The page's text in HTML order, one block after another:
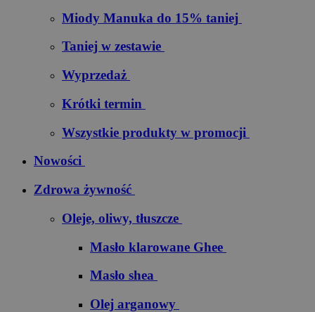
Miody Manuka do 15% taniej
Taniej w zestawie
Wyprzedaż
Krótki termin
Wszystkie produkty w promocji
Nowości
Zdrowa żywność
Oleje, oliwy, tłuszcze
Masło klarowane Ghee
Masło shea
Olej arganowy